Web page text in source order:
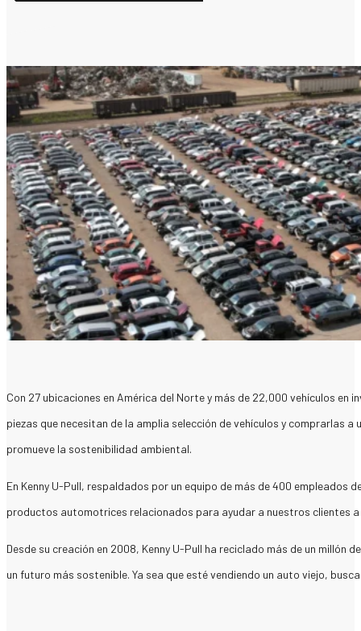
Con 27 ubicaciones en América del Norte y más de 22,000 vehículos
piezas que necesitan de la amplia selección de vehículos y comprarlas
promueve la sostenibilidad ambiental. ​
En Kenny U-Pull, respaldados por un equipo de más de 400
productos automotrices relacionados para ayudar a nuestros clientes
Desde su creación en 2008, Kenny U-Pull ha reciclado más de un
un futuro más sostenible. Ya sea que esté vendiendo un auto viejo,